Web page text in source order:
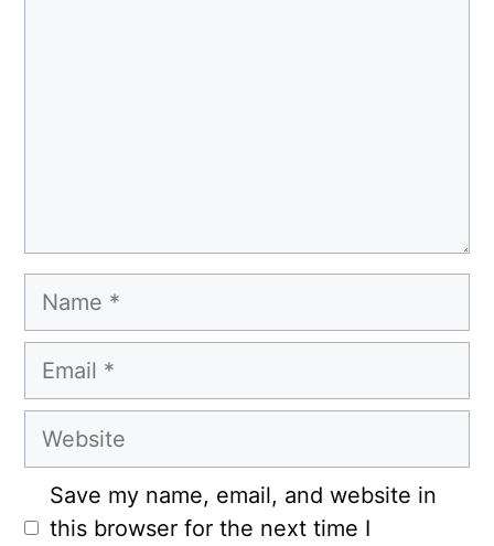
Name
Email
Website
Save my name, email, and website in
this browser for the next time I